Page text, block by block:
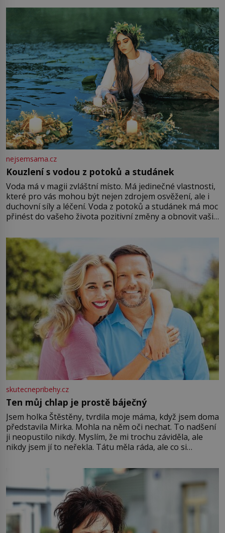
milostpaní. Stačí jenom na sukni,“ zhodnotí švadlena
množství růžového mušelínu. „Ošidili vás, podívejte.“
Vezme do ruky dřevěnou
nejsemsama.cz
Kouzlení s vodou z potoků a studánek
Voda má v magii zvláštní místo. Má jedinečné vlastnosti,
které pro vás mohou být nejen zdrojem osvěžení, ale i
duchovní síly a léčení. Voda z potoků a studánek má moc
přinést do vašeho života pozitivní změny a obnovit vaši
můžete obohatit své rituály a přinést do svého života
větší harmonii a klid. Je důležité
skutecnepribehy.cz
Ten můj chlap je prostě báječný
Jsem holka Štěstěny, tvrdila moje máma, když jsem doma
představila Mirka. Mohla na něm oči nechat. To nadšení
ji neopustilo nikdy. Myslím, že mi trochu záviděla, ale
nikdy jsem jí to neřekla. Tátu měla ráda, ale co si
Jsme spolu moc rádi Tehdy byla jiná doba, když